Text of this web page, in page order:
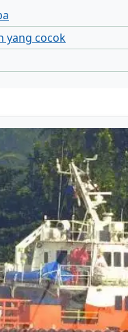
yang cocok